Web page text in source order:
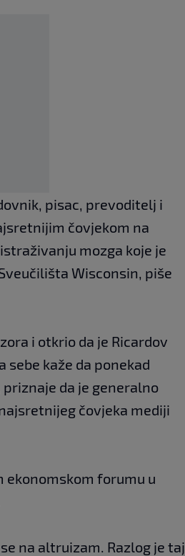
pisac, prevoditelj i
čovjekom na
mozga koje je
Wisconsin, piše
i otkrio da je Ricardov
sebe kaže da ponekad
da je generalno
čovjeka mediji
ekonomskom forumu u
na altruizam. Razlog je taj